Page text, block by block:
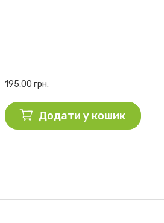
195,00грн.
Додати у кошик